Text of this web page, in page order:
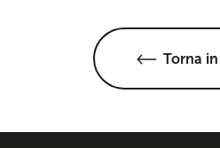
Torna